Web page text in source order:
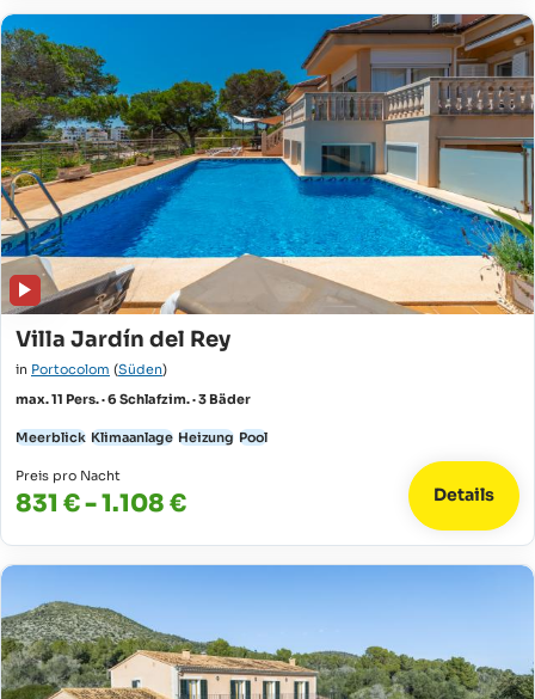
Villa Jardín del Rey
in Portocolom (Süden)
max. 11 Pers. · 6 Schlafzim. · 3 Bäder
Meerblick Klimaanlage Heizung Pool
Preis pro Nacht
831 € - 1.108 € Details